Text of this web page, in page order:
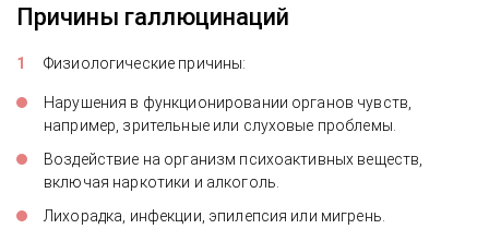
Причины галлюцинаций
Физиологические причины:
Нарушения в функционировании органов чувств,
например, зрительные или слуховые проблемы.
Воздействие на организм психоактивных веществ,
включая наркотики и алкоголь.
Лихорадка, инфекции, эпилепсия или мигрень.